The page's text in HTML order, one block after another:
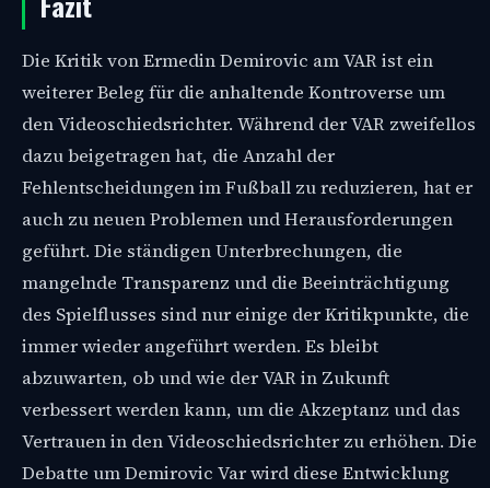
Die Kritik von Ermedin Demirovic am VAR ist ein
weiterer Beleg für die anhaltende Kontroverse um
den Videoschiedsrichter. Während der VAR zweifellos
dazu beigetragen hat, die Anzahl der
Fehlentscheidungen im Fußball zu reduzieren, hat er
auch zu neuen Problemen und Herausforderungen
geführt. Die ständigen Unterbrechungen, die
mangelnde Transparenz und die Beeinträchtigung
des Spielflusses sind nur einige der Kritikpunkte, die
immer wieder angeführt werden. Es bleibt
abzuwarten, ob und wie der VAR in Zukunft
verbessert werden kann, um die Akzeptanz und das
Vertrauen in den Videoschiedsrichter zu erhöhen. Die
Debatte um Demirovic Var wird diese Entwicklung